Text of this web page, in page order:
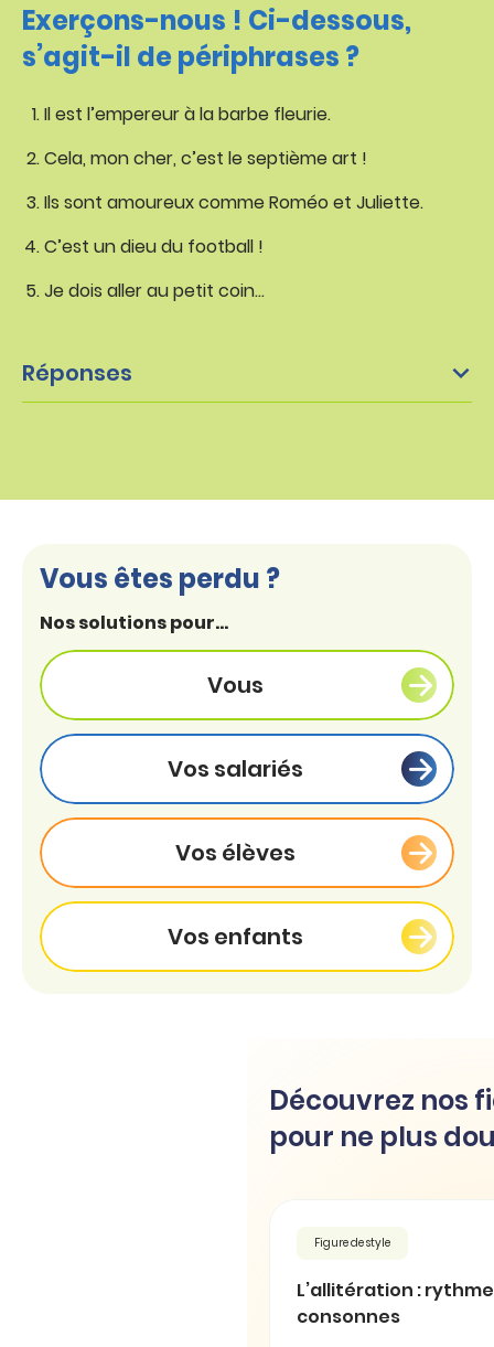
Exerçons-nous ! Ci-dessous,
s’agit-il de périphrases ?
Il est l’empereur à la barbe fleurie.
Cela, mon cher, c’est le septième art !
Ils sont amoureux comme Roméo et Juliette.
C’est un dieu du football !
Je dois aller au petit coin…
Réponses
Vous êtes perdu ?
Nos solutions pour...
Vous
Vos salariés
Vos élèves
Vos enfants
Découvrez nos
pour ne plus
Figure de style
L’allitération :
consonnes